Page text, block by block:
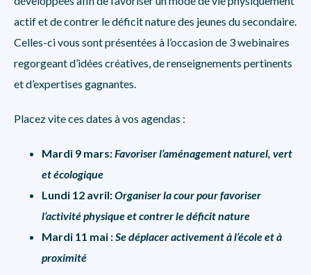
actif et de contrer le déficit nature des jeunes du secondaire.
Celles-ci vous sont présentées à l’occasion de 3 webinaires
regorgeant d’idées créatives, de renseignements pertinents
et d’expertises gagnantes.
Placez vite ces dates à vos agendas :
Mardi 9 mars:Favoriser l’aménagement naturel, vert
et écologique
Lundi 12 avril:Organiser la cour pour favoriser
l’activité physique et contrer le déficit nature
Mardi 11 mai :Se déplacer activement à l’école et à
proximité